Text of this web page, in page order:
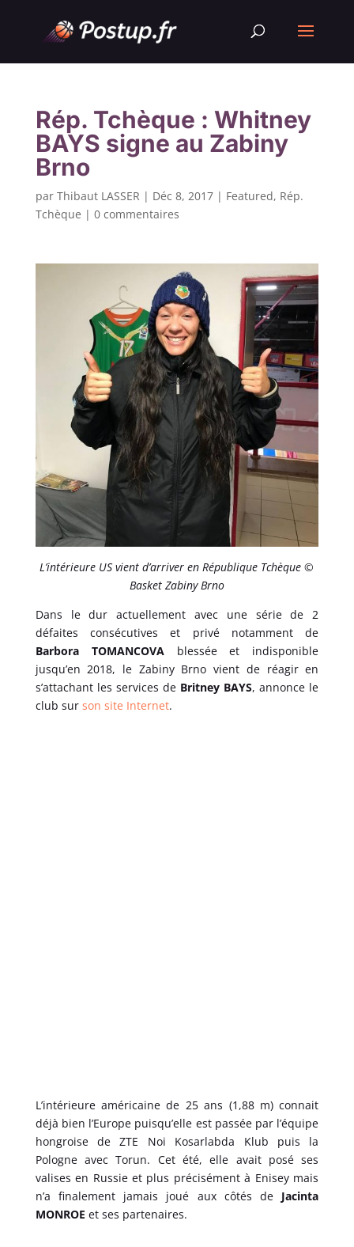
Rép. Tchèque : Whitney
BAYS signe au Zabiny
Brno
par Thibaut LASSER | Déc 8, 2017| Featured, Rép.
Tchèque | 0 commentaires
L’intérieure US vient d’arriver en République Tchèque ©
Basket Zabiny Brno
Dans le dur actuellement avec une série de 2
défaites consécutives et privé notamment de
Barbora TOMANCOVAblessée et indisponible
jusqu’en 2018, le Zabiny Brno vient de réagir en
s’attachant les services de Britney BAYS, annonce le
club sur son site Internet.
L’intérieure américaine de 25 ans (1,88 m) connait
déjà bien l’Europe puisqu’elle est passée par l’équipe
hongroise de ZTE Noi Kosarlabda Klub puis la
Pologne avec Torun. Cet été, elle avait posé ses
valises en Russie et plus précisément à Enisey mais
n’a finalement jamais joué aux côtés de Jacinta
MONROE et ses partenaires.